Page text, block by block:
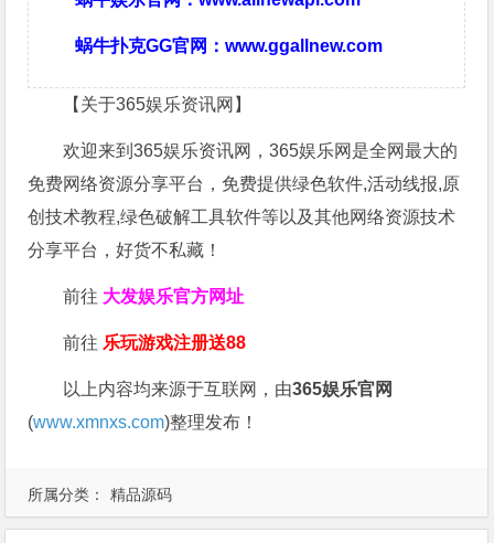
所属分类： 精品源码
蜗牛扑克GG官网：www.ggallnew.com
【关于365娱乐资讯网】
欢迎来到365娱乐资讯网，365娱乐网是全网最大的
免费网络资源分享平台，免费提供绿色软件,活动线报,原
创技术教程,绿色破解工具软件等以及其他网络资源技术
分享平台，好货不私藏！
前往 大发娱乐官方网址
前往 乐玩游戏注册送88
以上内容均来源于互联网，由365娱乐官网
(www.xmnxs.com)整理发布！